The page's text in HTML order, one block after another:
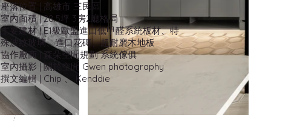
座落位置 | 高雄市 三民區
室內面積 | 28.5坪 3房2廳格局
主要建材 | E1級歐盟進口低甲醛系統板材、特
殊波紋玻璃、進口花磚、超耐磨木地板
協作廠商 | 森朵空間規劃 系統傢俱
室內攝影 | 關於空間 Gwen photography
撰文編輯 | Chip 、 Kenddie